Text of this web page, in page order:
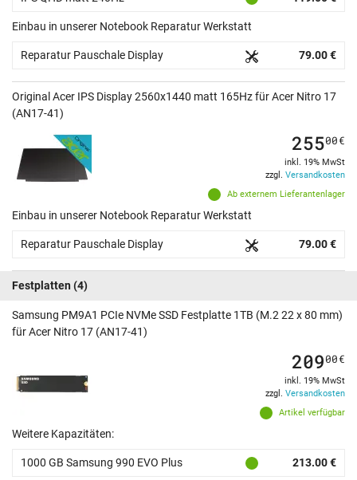
Einbau in unserer Notebook Reparatur Werkstatt
Reparatur Pauschale Display 79.00 €
Original Acer IPS Display 2560x1440 matt 165Hz für Acer Nitro 17
(AN17-41)
Ab externem Lieferantenlager
25500€
inkl. 19% MwSt
zzgl. Versandkosten
Einbau in unserer Notebook Reparatur Werkstatt
Reparatur Pauschale Display 79.00 €
Festplatten (4)
Samsung PM9A1 PCIe NVMe SSD Festplatte 1TB (M.2 22 x 80 mm)
für Acer Nitro 17 (AN17-41)
Artikel verfügbar
20900€
inkl. 19% MwSt
zzgl. Versandkosten
Weitere Kapazitäten:
1000 GB Samsung 990 EVO Plus 213.00 €